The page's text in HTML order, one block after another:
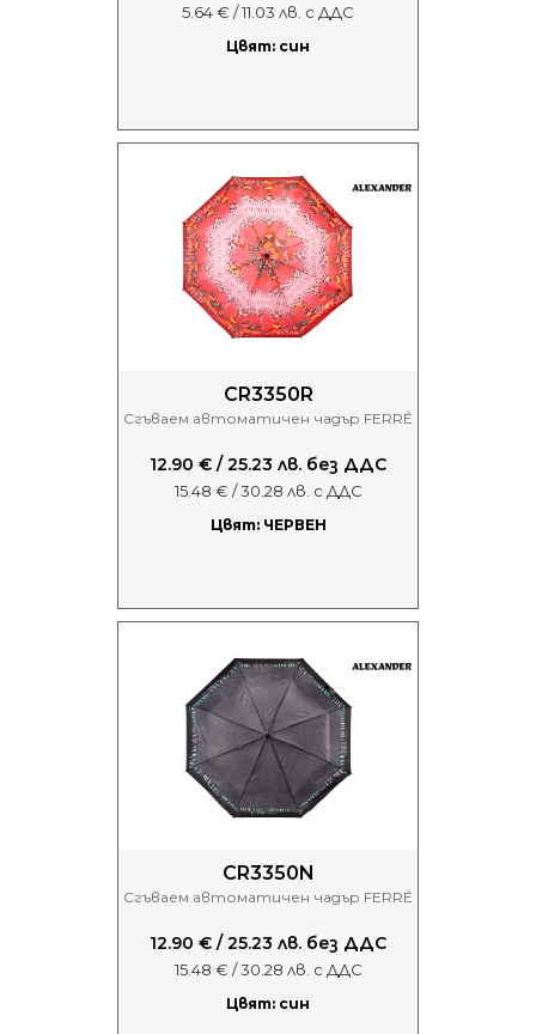
5.64 € / 11.03 лв. с ДДС
Цвят: син
CR3350R
Сгъваем автоматичен чадър FERRÉ
12.90 € / 25.23 лв. без ДДС
15.48 € / 30.28 лв. с ДДС
Цвят: ЧЕРВЕН
CR3350N
Сгъваем автоматичен чадър FERRÉ
12.90 € / 25.23 лв. без ДДС
15.48 € / 30.28 лв. с ДДС
Цвят: син